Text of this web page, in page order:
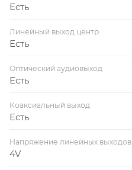
Есть
Линейный выход центр
Есть
Оптический аудиовыход
Есть
Коаксиальный выход
Есть
Напряжение линейных выходов
4V